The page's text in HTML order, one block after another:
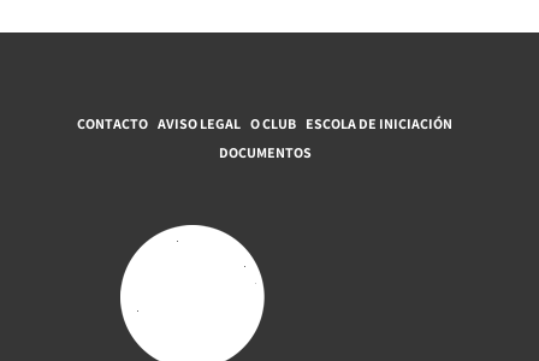
CONTACTO AVISO LEGAL O CLUB ESCOLA DE INICIACIÓN
DOCUMENTOS